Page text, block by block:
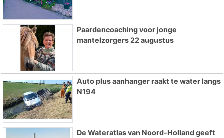
Paardencoaching voor jonge
mantelzorgers 22 augustus
Auto plus aanhanger raakt te water langs
N194
De Wateratlas van Noord-Holland geeft